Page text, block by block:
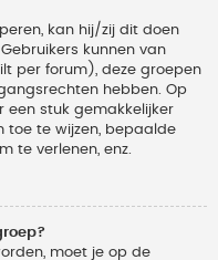
kan hij/zij dit doen
kunnen van
per forum), deze groepen
hebben. Op
een stuk gemakkelijker
toe te wijzen, bepaalde
te verlenen, enz.
moet je op de